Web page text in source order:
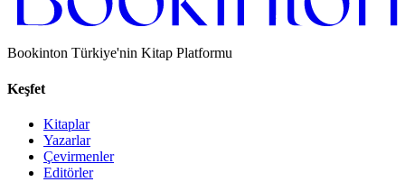
Bookinton Türkiye'nin Kitap Platformu
Keşfet
Kitaplar
Yazarlar
Çevirmenler
Editörler